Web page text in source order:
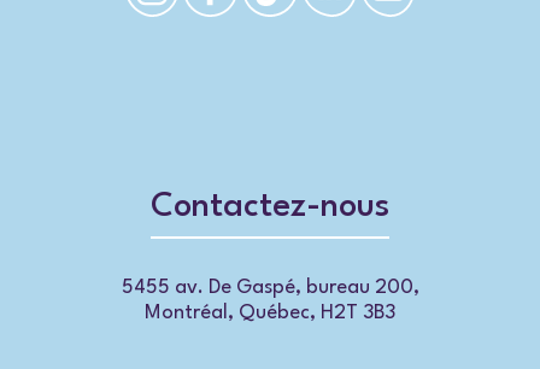
Contactez-nous
5455 av. De Gaspé, bureau 200,
Montréal, Québec, H2T 3B3